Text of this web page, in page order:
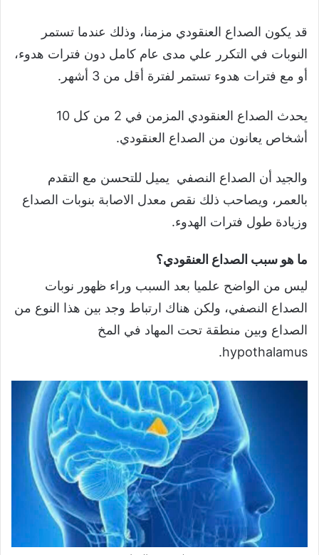
قد يكون الصداع العنقودي مزمنا، وذلك عندما تستمر
النوبات في التكرر علي مدى عام كامل دون فترات هدوء،
أو مع فترات هدوء تستمر لفترة أقل من 3 أشهر.
يحدث الصداع العنقودي المزمن في 2 من كل 10
أشخاص يعانون من الصداع العنقودي.
والجيد أن الصداع النصفي يميل للتحسن مع التقدم
بالعمر، ويصاحب ذلك نقص معدل الاصابة بنوبات الصداع
وزيادة طول فترات الهدوء.
ما هو سبب الصداع العنقودي؟
ليس من الواضح علميا بعد السبب وراء ظهور نوبات
الصداع النصفي، ولكن هناك ارتباط وجد بين هذا النوع من
الصداع وبين منطقة تحت المهاد في المخ
hypothalamus.